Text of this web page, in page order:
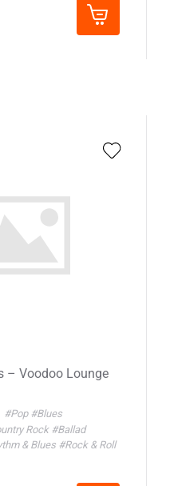
– Voodoo Lounge
#Pop #Blues
Rock #Ballad
& Blues #Rock & Roll